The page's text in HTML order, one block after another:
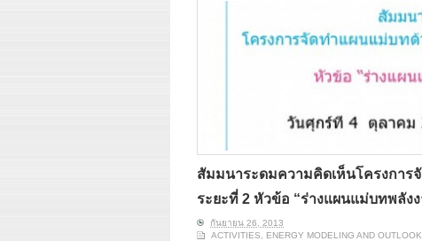
สัมมนาระดมความคิดเห็นโครงการ
ระยะที่ 2 หัวข้อ “ร่างแผนแม่บทพลัง
กันยายน 26, 2013
ACTIVITIES
ENERGY MODELING AND OUTLOOK